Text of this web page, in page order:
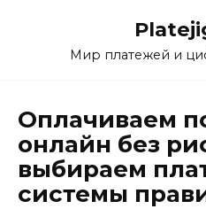
Мир платежей и
Оплачиваем
онлайн без
выбираем
системы